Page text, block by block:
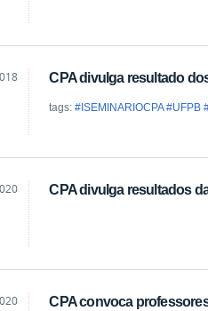
CPA divulga resultado
tags:#ISEMINARIOCPA #UFPB
CPA divulga resultados
CPA convoca